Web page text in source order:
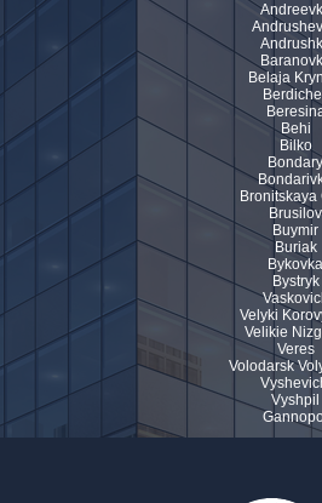
Belaja
Behi
Bilko
Bondary
Bronitskaya
Brusilov
Buymir
Buriak
Bykovka
Bystryk
Velyki
Velikie
Veres
Volodarsk
Vyshpil